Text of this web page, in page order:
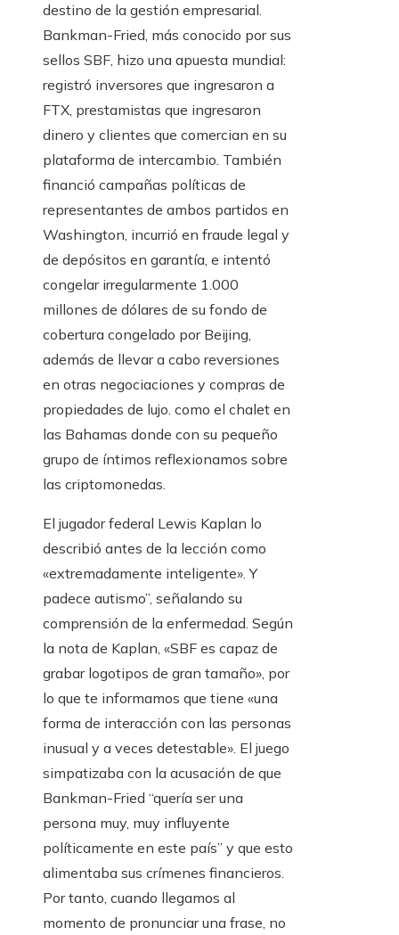
destino de la gestión empresarial.
Bankman-Fried, más conocido por sus
sellos SBF, hizo una apuesta mundial:
registró inversores que ingresaron a
FTX, prestamistas que ingresaron
dinero y clientes que comercian en su
plataforma de intercambio. También
financió campañas políticas de
representantes de ambos partidos en
Washington, incurrió en fraude legal y
de depósitos en garantía, e intentó
congelar irregularmente 1.000
millones de dólares de su fondo de
cobertura congelado por Beijing,
además de llevar a cabo reversiones
en otras negociaciones y compras de
propiedades de lujo. como el chalet en
las Bahamas donde con su pequeño
grupo de íntimos reflexionamos sobre
las criptomonedas.
El jugador federal Lewis Kaplan lo
describió antes de la lección como
«extremadamente inteligente». Y
padece autismo”, señalando su
comprensión de la enfermedad. Según
la nota de Kaplan, «SBF es capaz de
grabar logotipos de gran tamaño», por
lo que te informamos que tiene «una
forma de interacción con las personas
inusual y a veces detestable». El juego
simpatizaba con la acusación de que
Bankman-Fried “quería ser una
persona muy, muy influyente
políticamente en este país” y que esto
alimentaba sus crímenes financieros.
Por tanto, cuando llegamos al
momento de pronunciar una frase, no